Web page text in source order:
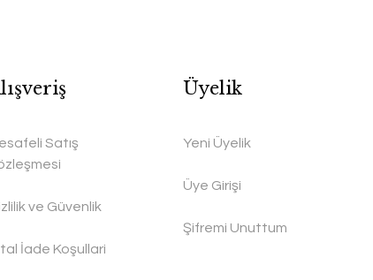
Satış
ve Güvenlik
İade Koşullari
Üyelik
Yeni Üyelik
Üye Girişi
Şifremi Unuttum